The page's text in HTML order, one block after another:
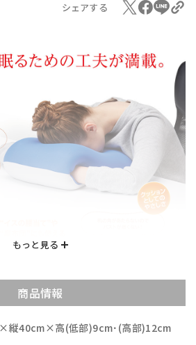
シェアする
商品情報
縦40cm×高(低部)9cm･(高部)12cm